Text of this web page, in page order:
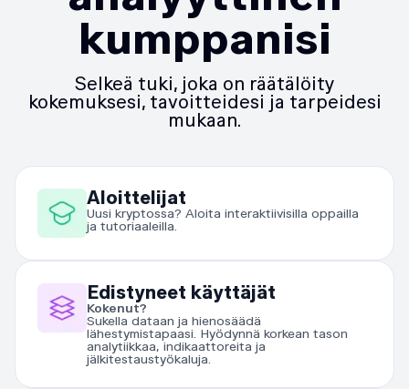
kumppanisi
Selkeä tuki, joka on räätälöity
kokemuksesi, tavoitteidesi ja tarpeidesi
mukaan.
Aloittelijat
Uusi kryptossa? Aloita interaktiivisilla oppailla
ja tutoriaaleilla.
Edistyneet käyttäjät
Kokenut?
Sukella dataan ja hienosäädä
lähestymistapaasi. Hyödynnä korkean tason
analytiikkaa, indikaattoreita ja
jälkitestaustyökaluja.